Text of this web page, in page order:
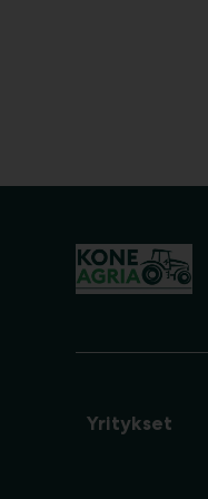
Yritykset